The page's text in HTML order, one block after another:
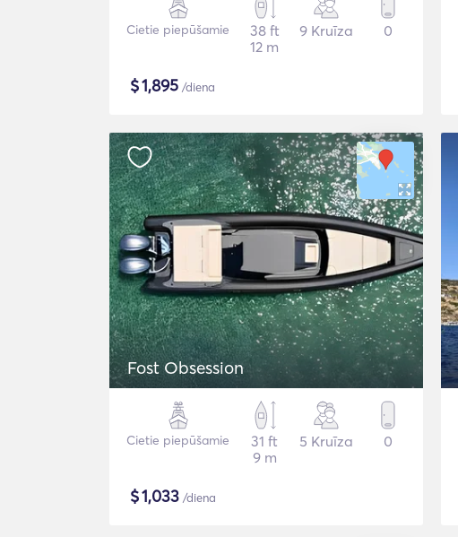
Cietie piepūšamie
38 ft
12 m
9 Kruīza 0
$1,895 /diena
Fost Obsession
Cietie piepūšamie
31 ft
9 m
5 Kruīza 0
$1,033 /diena